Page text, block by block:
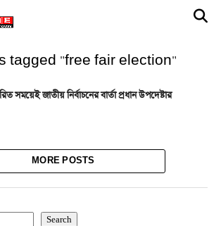
tagged "free fair election"
সময়েই জাতীয় নির্বাচনের বার্তা প্রধান উপদেষ্টার
MORE POSTS
Search